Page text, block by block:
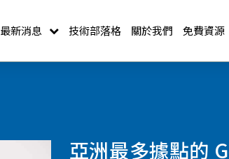
最新消息 技術部落格 關於我們 免費資源
亞洲最多據點的